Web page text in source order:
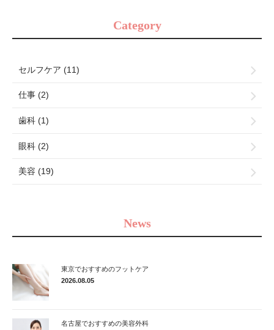
Category
セルフケア (11)
仕事 (2)
歯科 (1)
眼科 (2)
美容 (19)
News
東京でおすすめのフットケア
2026.08.05
名古屋でおすすめの美容外科